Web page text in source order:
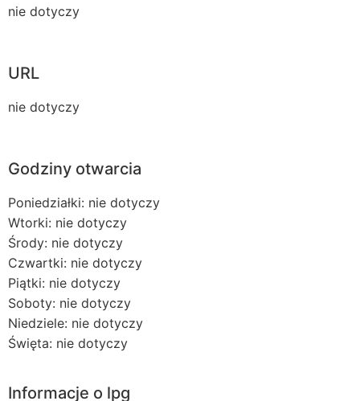
nie dotyczy
URL
nie dotyczy
Godziny otwarcia
Poniedziałki: nie dotyczy
Wtorki: nie dotyczy
Środy: nie dotyczy
Czwartki: nie dotyczy
Piątki: nie dotyczy
Soboty: nie dotyczy
Niedziele: nie dotyczy
Święta: nie dotyczy
Informacje o lpg